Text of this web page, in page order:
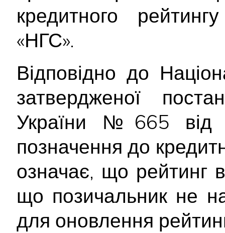
кредитного
«НГС».
Відповідно до
затвердженої
України №665 від
позначення до
означає, що рейтинг
що позичальник не
для оновлення